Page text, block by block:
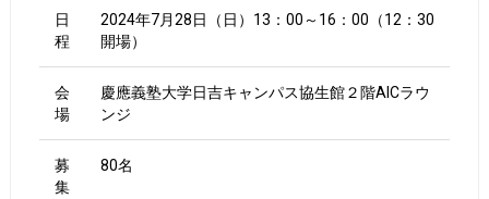
日
程
2024年7月28日（日）13：00～16：00（12：30
開場）
会
場
慶應義塾大学日吉キャンパス協生館２階AICラウ
ンジ
募
集
80名